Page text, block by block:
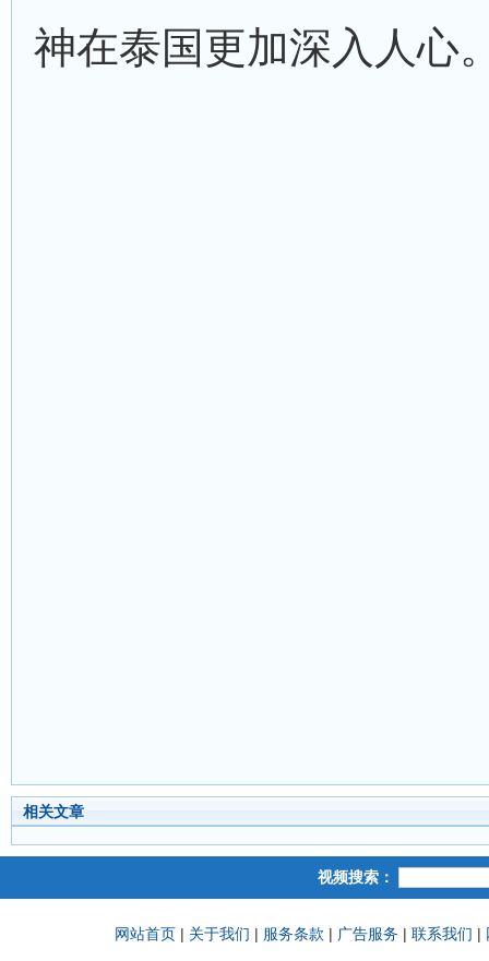
神在泰国更加深入人心
相关文章
视频搜索：
网站首页 | 关于我们 | 服务条款 | 广告服务 |联系我们 |